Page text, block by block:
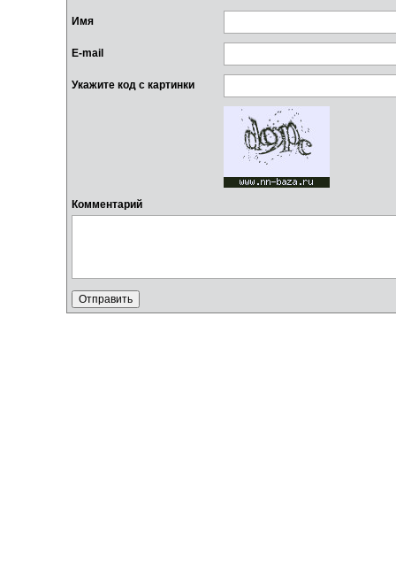
Имя
E-mail
Укажите код с картинки
Комментарий